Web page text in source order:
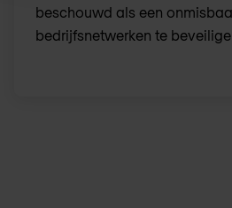
beschouwd als een
bedrijfsnetwerken te